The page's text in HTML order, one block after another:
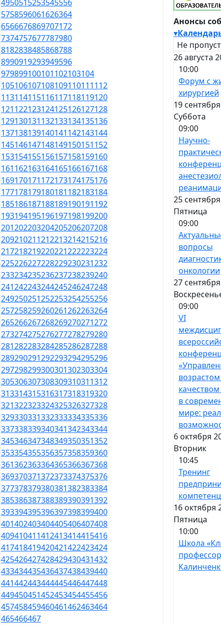
495051 5253545556
5758596061626364
6566676869707172
7374757677787980
8182838485868788
8990919293949596
979899100101102103104
105106107108109110111112
113114115116117118119120
121122123124125126127128
129130131132133134135136
137138139140141142143144
145146147148149150151152
153154155156157158159160
161162163164165166167168
169170171172173174175176
177178179180181182183184
185186187188189190191192
193194195196197198199200
201202203204205206207208
209210211212213214215216
217218219220221222223224
225226227228229230231232
233234235236237238239240
241242243244245246247248
249250251252253254255256
257258259260261262263264
265266267268269270271272
273274275276277278279280
281282283284285286287288
289290291292293294295296
297298299300301302303304
305306307308309310311312
313314315316317318319320
321322323324325326327328
329330331332333334335336
337338339340341342343344
345346347348349350351352
353354355356357358359360
361362363364365366367368
369370371372373374375376
377378379380381382383384
385386387388389390391392
393394395396397398399400
401402403404405406407408
409410411412413414415416
417418419420421422423424
425426427428429430431432
433434435436437438439440
441442443444445446447448
449450451452453454455456
457458459460461462463464
465466467
Анонсы
▾
Не
26 августа
10:00
Форум с
хирургией
19
Суббота
09:00
Научно-
25
Пятница
09:00
вопросы
онкологии
27
09:00
VI
в
мире:
6 октября
Вторник
10:45
Тренинг
16 октября
Пятница
10:00
Школа